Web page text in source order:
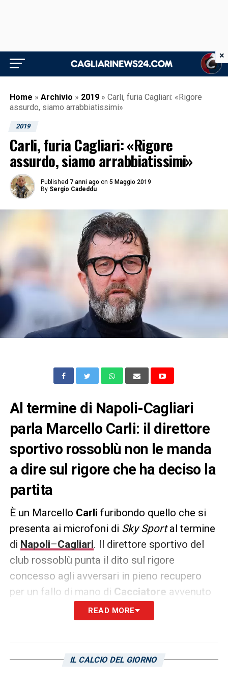
Home » Archivio » 2019 » Carli, furia Cagliari: «Rigore
assurdo, siamo arrabbiatissimi»
2019
Carli, furia Cagliari: «Rigore
assurdo, siamo arrabbiatissimi»
Published 7 anni ago on 5 Maggio 2019
By Sergio Cadeddu
Al termine di Napoli-Cagliari
parla Marcello Carli: il direttore
sportivo rossoblù non le manda
a dire sul rigore che ha deciso la
partita
È un Marcello Carli furibondo quello che si
presenta ai microfoni di Sky Sportal termine
di Napoli–Cagliari. Il direttore sportivo del
club rossoblù punta il dito sul rigore
concesso agli avversari in pieno recupero
per un fallo di mano di Cacciatore avvenuto
molto vicino all’area cagliaritana. Una
posizione dubbia che scatena la furia di
si fa a dire che è dentro l’area? Se vogliamo
READ MORE
IL CALCIO DEL GIORNO
×